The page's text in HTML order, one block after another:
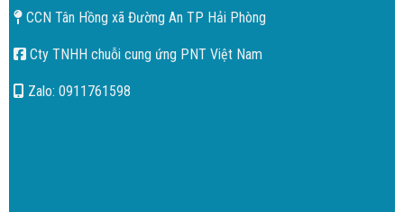
CCN Tân Hồng xã Đường An TP Hải Phòng
Cty TNHH chuỗi cung ứng PNT Việt Nam
Zalo: 0911761598